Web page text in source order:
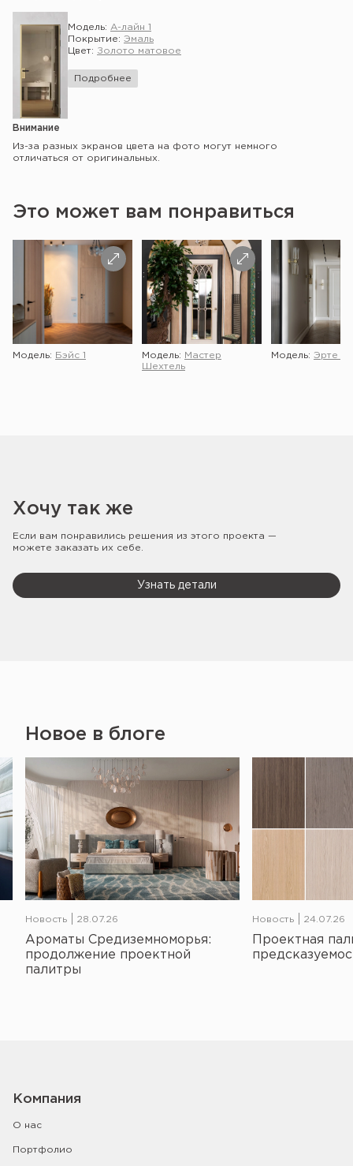
Модель: А-лайн 1
Покрытие: Эмаль
Цвет: Золото матовое
Подробнее
Внимание
Из-за разных экранов цвета на фото могут немного
отличаться от оригинальных.
Это может вам понравиться
Модель: Бэйс 1 Модель:
Мастер
Шехтель
Модель: Эрте 2
Хочу так же
Если вам понравились решения из этого проекта —
можете заказать их себе.
Узнать детали
Новое в блоге
Новость 28.07.26
Ароматы Средиземноморья:
продолжение проектной
палитры
Новость 24.07.26
Проектная
Компания
О нас
Портфолио